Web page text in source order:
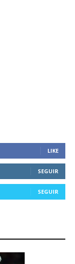
LIKE
SEGUIR
SEGUIR